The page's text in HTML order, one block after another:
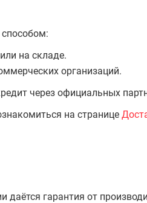
на складе.
организаций.
через официальных
на странице
гарантия от